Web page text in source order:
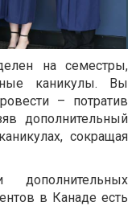
на семестры,
каникулы. Вы
– потратив
дополнительный
сокращая
в Канаде есть